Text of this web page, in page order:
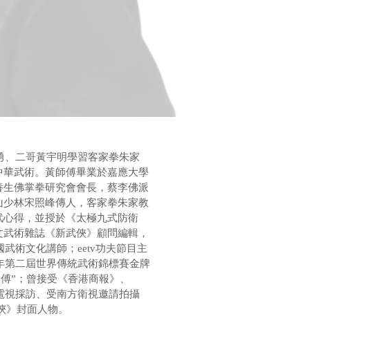
二哥黃宇明學習客家拳朱家
武術。黃師傅畢業於嘉應大學
佛掌拳研究會會長，蔡李佛派
林宋照峰傳人，客家拳朱家教
得，並授於《太極九式防衛
術雜誌《新武俠》顧問編輯，
術文化講師；eetv功夫節目主
二屆世界傳統武術錦標賽金牌
”；曾接受《香港商報》、
視採訪、受南方衛視邀請拍攝
》封面人物。